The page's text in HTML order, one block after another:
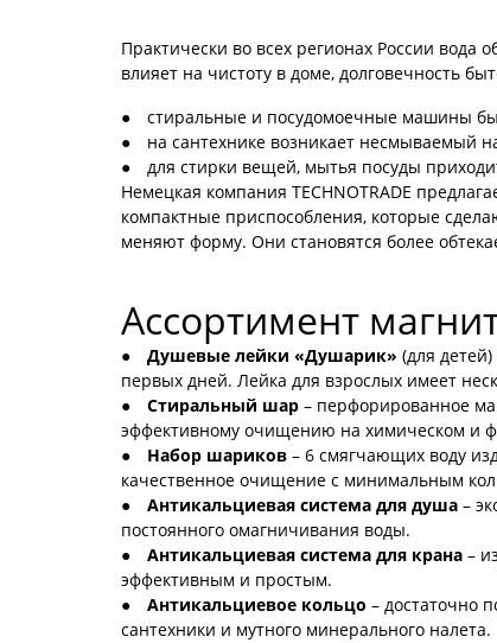
Практически во всех регионах России вода
влияет на чистоту в доме, долговечность
стиральные и посудомоечные машины
на сантехнике возникает несмываемый
для стирки вещей, мытья посуды
Немецкая компания TECHNOTRADE
компактные приспособления, которые
меняют форму. Они становятся более
Ассортимент
Душевые лейки «Душарик» (для детей)
первых дней. Лейка для взрослых имеет
Стиральный шар – перфорированное
эффективному очищению на химическом и
Набор шариков – 6 смягчающих воду
качественное очищение с минимальным
Антикальциевая система для душа –
постоянного омагничивания воды.
Антикальциевая система для крана –
эффективным и простым.
Антикальциевое кольцо – достаточно
сантехники и мутного минерального налета.